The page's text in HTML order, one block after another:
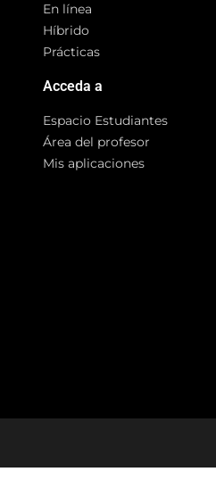
En línea
Híbrido
Prácticas
Acceda a
Espacio Estudiantes
Área del profesor
Mis aplicaciones